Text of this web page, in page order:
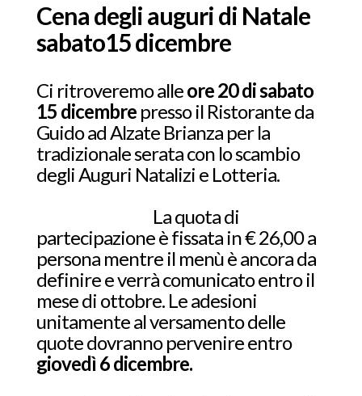
Cena degli auguri di Natale
sabato15 dicembre
Ci ritroveremo alleore 20 di sabato
15 dicembre presso il Ristorante da
Guido ad Alzate Brianza per la
tradizionale serata con lo scambio
degli Auguri Natalizi e Lotteria.
La quota di
partecipazione è fissata in € 26,00 a
persona mentre il menù è ancora da
definire e verrà comunicato entro il
mese di ottobre. Le adesioni
unitamente al versamento delle
quote dovranno pervenire entro
giovedì 6 dicembre.